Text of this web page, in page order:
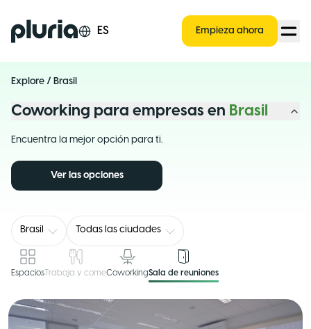
Logo Pluria ES Empieza ahora
Explore / Brasil
Coworking para empresas en Brasil
Encuentra la mejor opción para ti.
Ver las opciones
Brasil Todas las ciudades
EspaciosTrabaja y comeCoworkingSala de reuniones